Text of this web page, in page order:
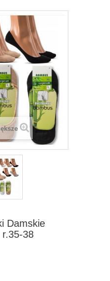
Damskie
r.35-38